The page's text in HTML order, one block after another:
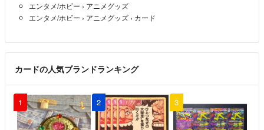
エンタメ/ホビー › アニメグッズ
エンタメ/ホビー › アニメグッズ › カード
カードの人気ブランドランキング
1 2 3